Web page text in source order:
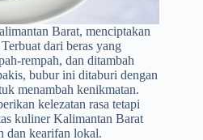
Barat, menciptakan
dari beras yang
rempah, dan ditambah
bubur ini ditaburi dengan
menambah kenikmatan.
kelezatan rasa tetapi
kuliner Kalimantan Barat
dan kearifan lokal.